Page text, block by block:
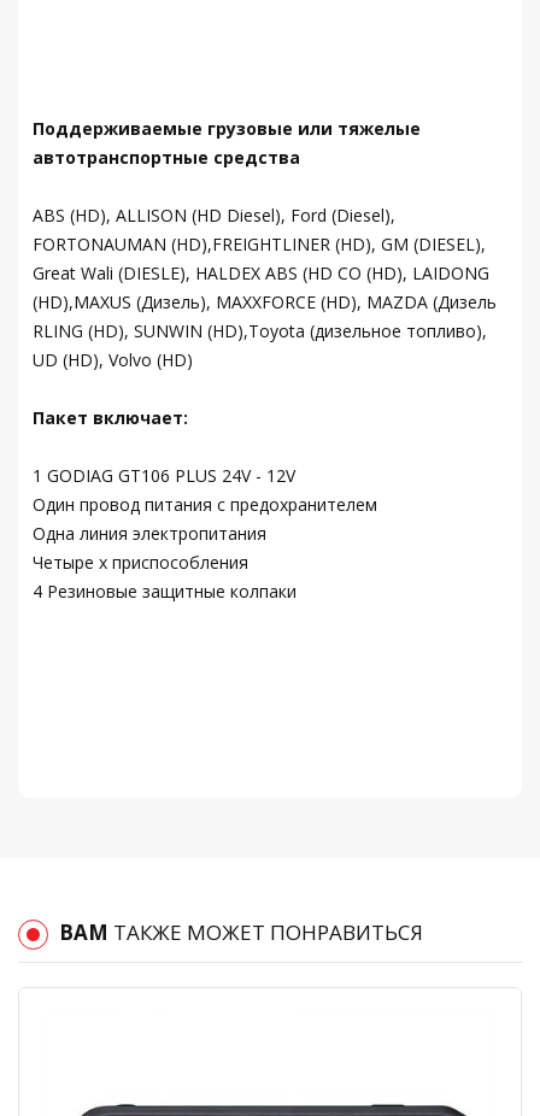
Поддерживаемые грузовые или тяжелые
автотранспортные средства
ABS (HD), ALLISON (HD Diesel), Ford (Diesel),
FORTONAUMAN (HD),FREIGHTLINER (HD), GM (DIESEL),
Great Wali (DIESLE), HALDEX ABS (HD CO (HD), LAIDONG
(HD),MAXUS (Дизель), MAXXFORCE (HD), MAZDA (Дизель
RLING (HD), SUNWIN (HD),Toyota (дизельное топливо),
UD (HD), Volvo (HD)
Пакет включает:
1 GODIAG GT106 PLUS 24V - 12V
Один провод питания с предохранителем
Одна линия электропитания
Четыре x приспособления
4 Резиновые защитные колпаки
ВАМ ТАКЖЕ МОЖЕТ ПОНРАВИТЬСЯ